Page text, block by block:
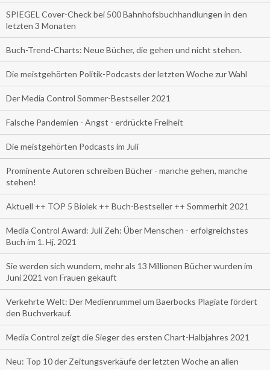
SPIEGEL Cover-Check bei 500 Bahnhofsbuchhandlungen in den
letzten 3 Monaten
Buch-Trend-Charts: Neue Bücher, die gehen und nicht stehen.
Die meistgehörten Politik-Podcasts der letzten Woche zur Wahl
Der Media Control Sommer-Bestseller 2021
Falsche Pandemien - Angst - erdrückte Freiheit
Die meistgehörten Podcasts im Juli
Prominente Autoren schreiben Bücher - manche gehen, manche
stehen!
Aktuell ++ TOP 5 Biolek ++ Buch-Bestseller ++ Sommerhit 2021
Media Control Award: Juli Zeh: Über Menschen - erfolgreichstes
Buch im 1. Hj. 2021
Sie werden sich wundern, mehr als 13 Millionen Bücher wurden im
Juni 2021 von Frauen gekauft
Verkehrte Welt: Der Medienrummel um Baerbocks Plagiate fördert
den Buchverkauf.
Media Control zeigt die Sieger des ersten Chart-Halbjahres 2021
Neu: Top 10 der Zeitungsverkäufe der letzten Woche an allen